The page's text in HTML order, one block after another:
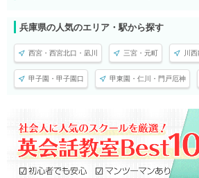
兵庫県の人気のエリア・駅から探す
西宮・西宮北口・凪川 三宮・元町 川
甲子園・甲子園口 甲東園・仁川・門戸厄神